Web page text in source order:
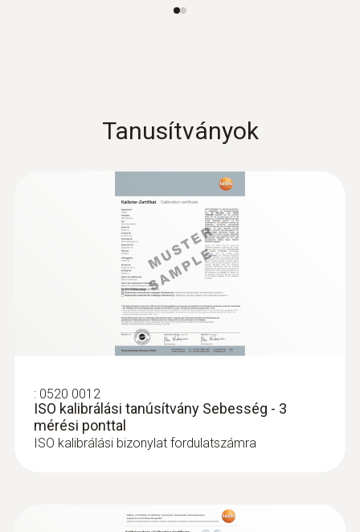
Tanusítványok
: 0520 0012
ISO kalibrálási tanúsítvány Sebesség - 3
mérési ponttal
ISO kalibrálási bizonylat fordulatszámra